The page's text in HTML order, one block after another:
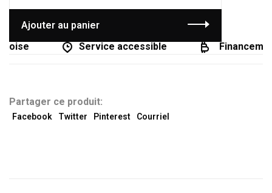
Ajouter au panier
Service accessible
Partager ce produit:
Facebook Twitter Pinterest Courriel